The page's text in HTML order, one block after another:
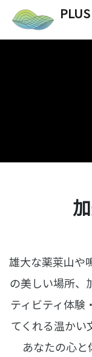
雄大な薬莱山や
の美しい場所、
ティビティ体験
てくれる温かい
あなたの心と